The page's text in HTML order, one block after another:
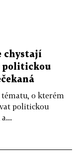
chystají
politickou
tématu, o kterém
politickou